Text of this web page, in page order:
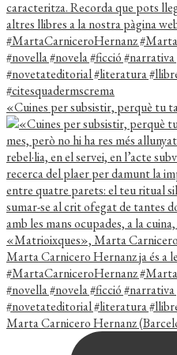
«Cuines per subsistir, perquè tu
Marta Carnicero Hernanz